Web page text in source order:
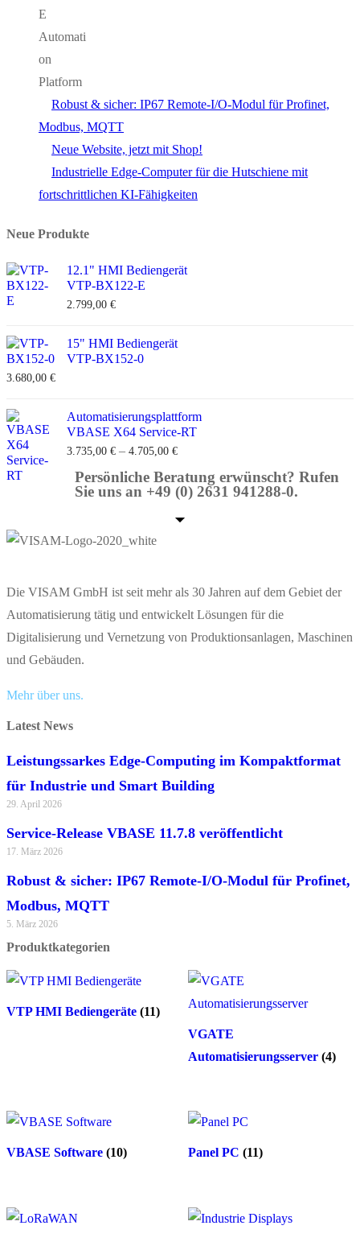
Robust & sicher: IP67 Remote-I/O-Modul für Profinet,
Modbus, MQTT
Neue Website, jetzt mit Shop!
Industrielle Edge-Computer für die Hutschiene mit
fortschrittlichen KI-Fähigkeiten
Neue Produkte
12.1" HMI Bediengerät
VTP-BX122-E
2.799,00 €
15" HMI Bediengerät
VTP-BX152-0
3.680,00 €
Automatisierungsplattform
VBASE X64 Service-RT
3.735,00 € – 4.705,00 €
Persönliche Beratung erwünscht? Rufen
Sie uns an +49 (0) 2631 941288-0.
Die VISAM GmbH ist seit mehr als 30 Jahren auf dem Gebiet der
Automatisierung tätig und entwickelt Lösungen für die
Digitalisierung und Vernetzung von Produktionsanlagen, Maschinen
und Gebäuden.
Mehr über uns.
Latest News
Leistungssarkes Edge-Computing im Kompaktformat
für Industrie und Smart Building
29. April 2026
Service-Release VBASE 11.7.8 veröffentlicht
17. März 2026
Robust & sicher: IP67 Remote-I/O-Modul für Profinet,
Modbus, MQTT
5. März 2026
Produktkategorien
VTP HMI Bediengeräte (11)
VGATE
Automatisierungsserver (4)
VBASE Software (10) Panel PC (11)